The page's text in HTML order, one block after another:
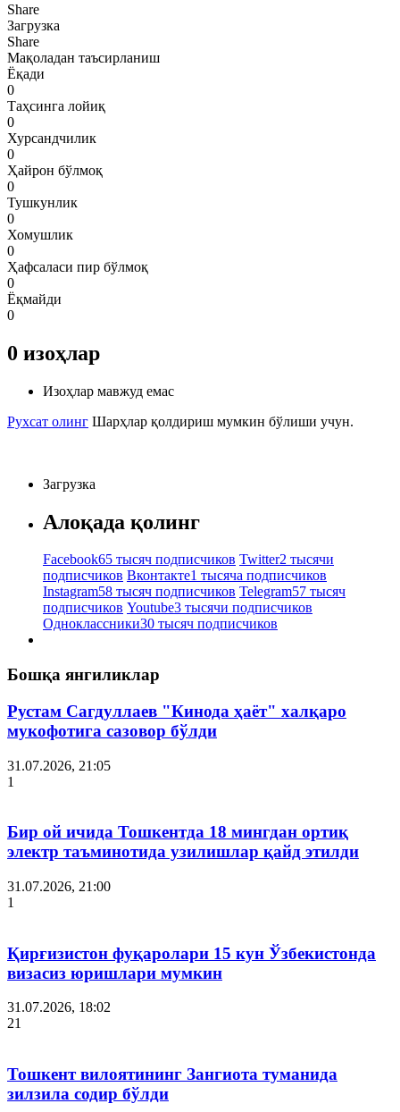
Share
Загрузка
Share
Мақоладан таъсирланиш
Ёқади
0
Таҳсинга лойиқ
0
Хурсандчилик
0
Ҳайрон бўлмоқ
0
Тушкунлик
0
Хомушлик
0
Ҳафсаласи пир бўлмоқ
0
Ёқмайди
0
0 изоҳлар
Изоҳлар мавжуд емас
Рухсат олинг Шарҳлар қолдириш мумкин бўлиши учун.
Загрузка
Алоқада қолинг
Facebook65 тысяч подписчиков Twitter2 тысячи
подписчиков Вконтакте1 тысяча подписчиков
Instagram58 тысяч подписчиков Telegram57 тысяч
подписчиков Youtube3 тысячи подписчиков
Одноклассники30 тысяч подписчиков
Бошқа янгиликлар
Рустам Сагдуллаев "Кинода ҳаёт" халқаро
мукофотига сазовор бўлди
31.07.2026, 21:05
1
Бир ой ичида Тошкентда 18 мингдан ортиқ
электр таъминотида узилишлар қайд этилди
31.07.2026, 21:00
1
Қирғизистон фуқаролари 15 кун Ўзбекистонда
визасиз юришлари мумкин
31.07.2026, 18:02
21
Тошкент вилоятининг Зангиота туманида
зилзила содир бўлди